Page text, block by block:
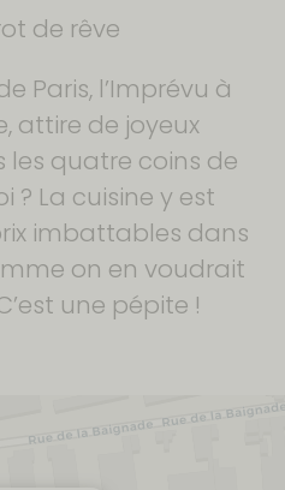
de rêve
Paris, l’Imprévu à
attire de joyeux
quatre coins de
? La cuisine y est
imbattables dans
on en voudrait
une pépite !